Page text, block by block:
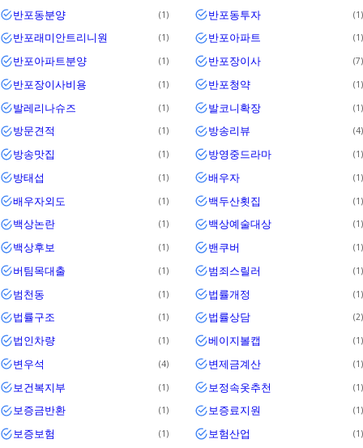
반포동분양 1 반포동투자 1
반포래미안트리니원 1 반포아파트 1
반포아파트분양 1 반포장이사 7
반포장이사비용 1 반포청약 1
발레리나슈즈 1 발코니확장 1
방문견적 1 방송리뷰 4
방송맛집 1 방영중드라마 1
방태섭 1 배우자 1
배우자외도 1 백두산횟집 1
백상논란 1 백상예술대상 1
백상후보 1 밴쿠버 1
버팀목대출 1 범죄스릴러 1
범천동 1 법률개정 1
법률구조 1 법률상담 2
법인차량 1 베이지볼캡 1
변우석 4 변제금계산 1
보건복지부 1 보정속옷추천 1
보증금반환 1 보증료지원 1
보증보험 1 보험산업 1